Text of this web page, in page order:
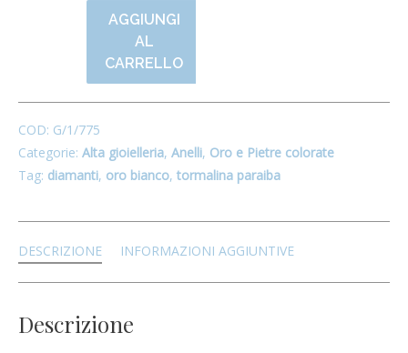
AGGIUNGI
AL
CARRELLO
COD: G/1/775
Categorie: Alta gioielleria, Anelli, Oro e Pietre colorate
Tag: diamanti, oro bianco, tormalina paraiba
DESCRIZIONE INFORMAZIONI AGGIUNTIVE
Descrizione